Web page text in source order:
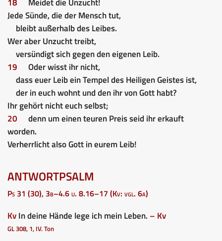
Jede Sünde, die der Mensch tut,
bleibt außerhalb des Leibes.
Wer aber Unzucht treibt,
versündigt sich gegen den eigenen Leib.
19
Oder wisst ihr nicht,
dass euer Leib ein Tempel des Heiligen Geistes ist,
der in euch wohnt und den ihr von Gott habt?
Ihr gehört nicht euch selbst;
20
denn um einen teuren Preis seid ihr erkauft
worden.
Verherrlicht also Gott in eurem Leib!
ANTWORTPSALM
Ps 31 (30), 3b–4.6 u. 8.16–17 (Kv: vgl. 6a)
KvIn deine Hände lege ich mein Leben. – Kv
GL 308, 1, IV. Ton